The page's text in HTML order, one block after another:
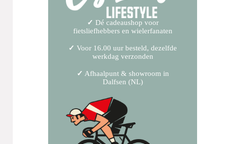
✓ Dé cadeaushop voor
fietsliefhebbers en wielerfanaten
✓ Voor 16.00 uur besteld, dezelfde
werkdag verzonden
✓ Afhaalpunt & showroom in
Dalfsen (NL)